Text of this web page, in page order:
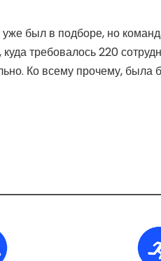
был в подборе, но
куда требовалось 220
Ко всему прочему, была